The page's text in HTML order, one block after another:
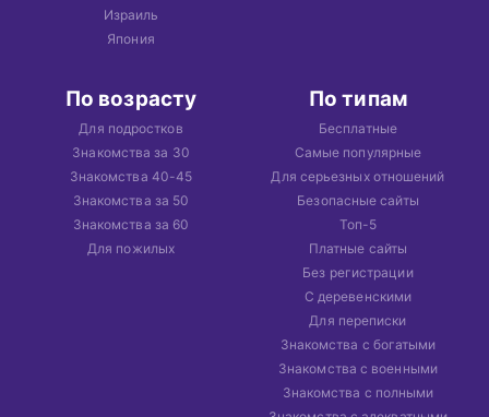
Израиль
Япония
По возрасту
Для подростков
Знакомства за 30
Знакомства 40-45
Знакомства за 50
Знакомства за 60
Для пожилых
По типам
Бесплатные
Самые популярные
Для серьезных отношений
Безопасные сайты
Топ-5
Платные сайты
Без регистрации
С деревенскими
Для переписки
Знакомства с богатыми
Знакомства с военными
Знакомства с полными